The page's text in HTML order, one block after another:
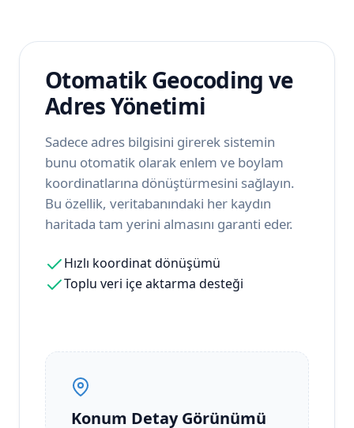
Otomatik Geocoding ve
Adres Yönetimi
Sadece adres bilgisini girerek sistemin
bunu otomatik olarak enlem ve boylam
koordinatlarına dönüştürmesini sağlayın.
Bu özellik, veritabanındaki her kaydın
haritada tam yerini almasını garanti eder.
Hızlı koordinat dönüşümü
Toplu veri içe aktarma desteği
Konum Detay Görünümü